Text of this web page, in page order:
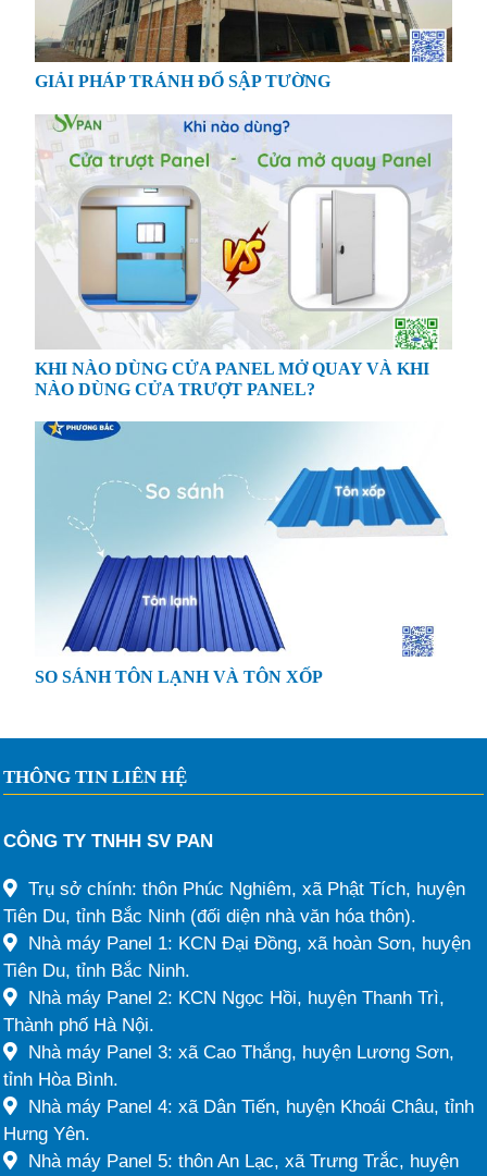
GIẢI PHÁP TRÁNH ĐỔ SẬP TƯỜNG
KHI NÀO DÙNG CỬA PANEL MỞ QUAY VÀ KHI
NÀO DÙNG CỬA TRƯỢT PANEL?
SO SÁNH TÔN LẠNH VÀ TÔN XỐP
THÔNG TIN LIÊN HỆ
CÔNG TY TNHH SV PAN
Trụ sở chính: thôn Phúc Nghiêm, xã Phật Tích, huyện
Tiên Du, tỉnh Bắc Ninh (đối diện nhà văn hóa thôn).
Nhà máy Panel 1: KCN Đại Đồng, xã hoàn Sơn, huyện
Tiên Du, tỉnh Bắc Ninh.
Nhà máy Panel 2: KCN Ngọc Hồi, huyện Thanh Trì,
Thành phố Hà Nội.
Nhà máy Panel 3: xã Cao Thắng, huyện Lương Sơn,
tỉnh Hòa Bình.
Nhà máy Panel 4: xã Dân Tiến, huyện Khoái Châu, tỉnh
Hưng Yên.
Nhà máy Panel 5: thôn An Lạc, xã Trưng Trắc, huyện